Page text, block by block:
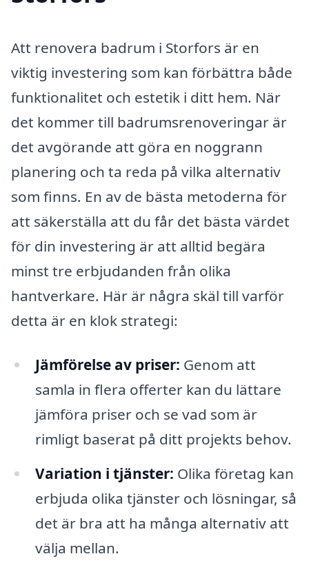
Att renovera badrum i Storfors är en
viktig investering som kan förbättra både
funktionalitet och estetik i ditt hem. När
det kommer till badrumsrenoveringar är
det avgörande att göra en noggrann
planering och ta reda på vilka alternativ
som finns. En av de bästa metoderna för
att säkerställa att du får det bästa värdet
för din investering är att alltid begära
minst tre erbjudanden från olika
hantverkare. Här är några skäl till varför
detta är en klok strategi:
Jämförelse av priser: Genom att
samla in flera offerter kan du lättare
jämföra priser och se vad som är
rimligt baserat på ditt projekts behov.
Variation i tjänster: Olika företag kan
erbjuda olika tjänster och lösningar, så
det är bra att ha många alternativ att
välja mellan.